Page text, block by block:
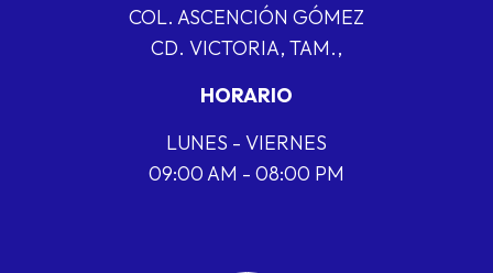
COL. ASCENCIÓN GÓMEZ
CD. VICTORIA, TAM.,
HORARIO
LUNES - VIERNES
09:00 AM - 08:00 PM